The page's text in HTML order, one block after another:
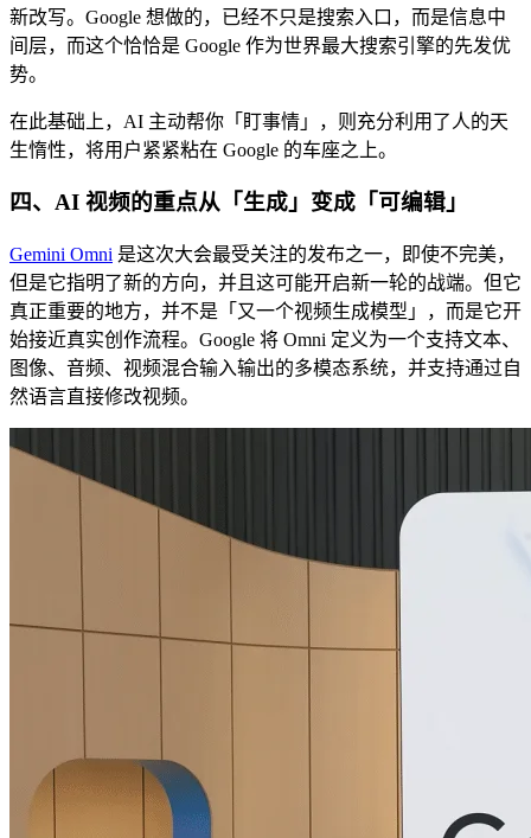
新改写。Google 想做的，已经不只是搜索入口，而是信息中
间层，而这个恰恰是 Google 作为世界最大搜索引擎的先发优
势。
在此基础上，AI 主动帮你「盯事情」，则充分利用了人的天
生惰性，将用户紧紧粘在 Google 的车座之上。
四、AI 视频的重点从「生成」变成「可编辑」
Gemini Omni 是这次大会最受关注的发布之一，即使不完美，
但是它指明了新的方向，并且这可能开启新一轮的战端。但它
真正重要的地方，并不是「又一个视频生成模型」，而是它开
始接近真实创作流程。Google 将 Omni 定义为一个支持文本、
图像、音频、视频混合输入输出的多模态系统，并支持通过自
然语言直接修改视频。